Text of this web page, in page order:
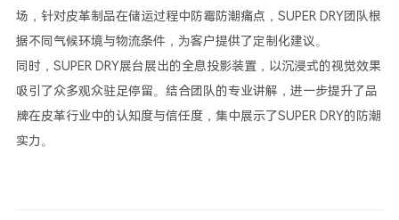
场，针对皮革制品在储运过程中防霉防潮痛点，SUPER DRY团队根
据不同气候环境与物流条件，为客户提供了定制化建议。
同时，SUPER DRY展台展出的全息投影装置，以沉浸式的视觉效果
吸引了众多观众驻足停留。结合团队的专业讲解，进一步提升了品
牌在皮革行业中的认知度与信任度，集中展示了SUPER DRY的防潮
实力。